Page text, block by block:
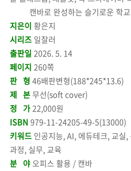
캔바로 완성하는 슬기로운 학교
지은이 황은지
시리즈 일잘러
출판일 2026. 5. 14
페이지 260쪽
판 형 46배판변형(188*245*13.6)
제 본 무선(soft cover)
정 가22,000원
ISBN 979-11-24205-49-5(13000)
키워드 인공지능, AI, 에듀테크, 교실
과정, 실무, 교육
분 야 오피스 활용 / 캔바